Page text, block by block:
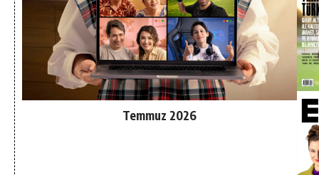
Temmuz 2026